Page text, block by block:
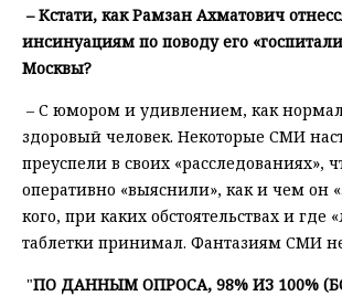
– Кстати, как Рамзан Ахматович
инсинуациям по поводу его
Москвы?
– С юмором и удивлением, как
здоровый человек. Некоторые СМИ
преуспели в своих «расследованиях»,
оперативно «выяснили», как и чем он
кого, при каких обстоятельствах и где
таблетки принимал. Фантазиям СМИ
"ПО ДАННЫМ ОПРОСА, 98% ИЗ 100%